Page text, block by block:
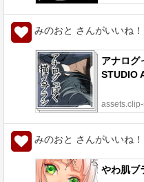
みのおと さんがいいね！
アナログ
STUDIO
みのおと さんがいいね！
やわ肌ブ